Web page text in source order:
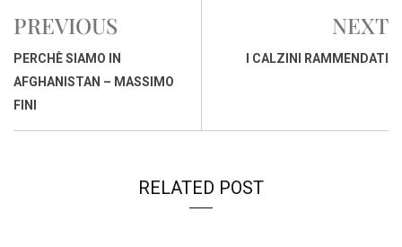
b
o
o
s
A
p
I
s
PREVIOUS
PERCHÈ SIAMO IN
AFGHANISTAN – MASSIMO
FINI
NEXT
I CALZINI RAMMENDATI
RELATED POST